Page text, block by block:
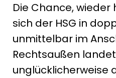
Die Chance,
sich der HSG in
unmittelbar im
Rechtsaußen
unglücklicherweise